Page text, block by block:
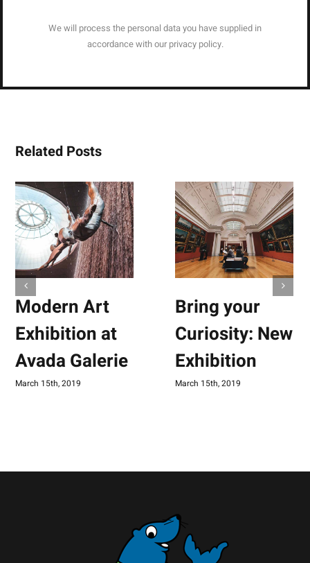
We will process the personal data you have supplied in
accordance with our privacy policy.
Related Posts
Modern Art
Exhibition at
Avada Galerie
March 15th, 2019
Bring your
Curiosity: New
Exhibition
March 15th, 2019